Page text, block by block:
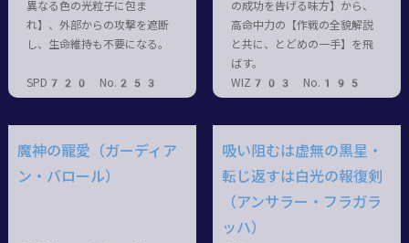
異なる色の光粒子に包ま
れ】、外部からの攻撃を遮断
し、生命維持も不要になる。
SPD720 No.253
の成功を告げる味方】から、
高命中力の【作戦の全貌解説
と共に、とどめの一手】を飛
ばす。
WIZ703 No.195
魔神の寵愛（ガーディア
ン・バロール）
吸い阻むは虚無の黒星・
転じ返すは白光の報復剣
（アンサラー・フラガラ
ッハ）